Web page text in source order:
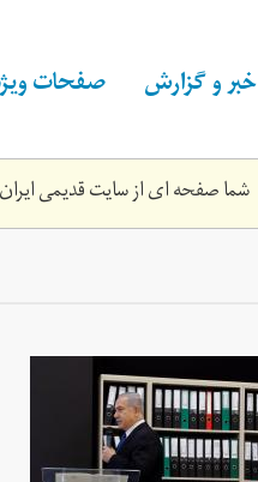
خبر و گزارش صفحات
شما صفحه ای از سایت قدیمی